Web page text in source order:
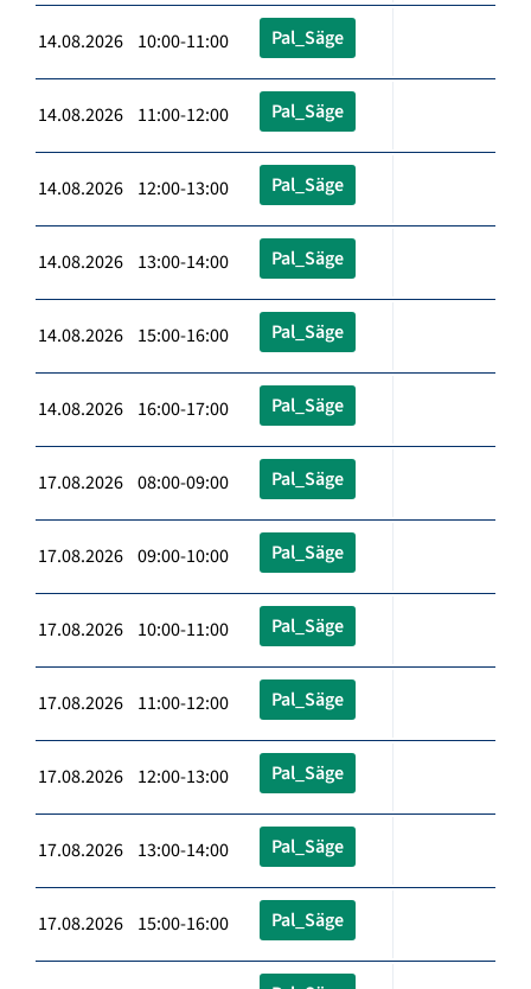
14.08.2026 10:00-11:00 Pal_Säge
14.08.2026 11:00-12:00 Pal_Säge
14.08.2026 12:00-13:00 Pal_Säge
14.08.2026 13:00-14:00 Pal_Säge
14.08.2026 15:00-16:00 Pal_Säge
14.08.2026 16:00-17:00 Pal_Säge
17.08.2026 08:00-09:00 Pal_Säge
17.08.2026 09:00-10:00 Pal_Säge
17.08.2026 10:00-11:00 Pal_Säge
17.08.2026 11:00-12:00 Pal_Säge
17.08.2026 12:00-13:00 Pal_Säge
17.08.2026 13:00-14:00 Pal_Säge
17.08.2026 15:00-16:00 Pal_Säge